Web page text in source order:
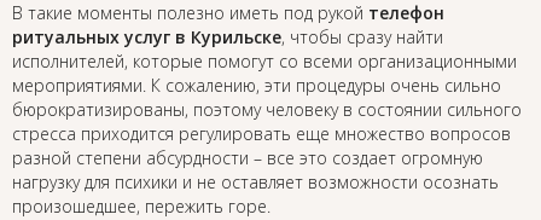
В такие моменты полезно иметь под рукой телефон
ритуальных услуг в Курильске, чтобы сразу найти
исполнителей, которые помогут со всеми организационными
мероприятиями. К сожалению, эти процедуры очень сильно
бюрократизированы, поэтому человеку в состоянии сильного
стресса приходится регулировать еще множество вопросов
разной степени абсурдности – все это создает огромную
нагрузку для психики и не оставляет возможности осознать
произошедшее, пережить горе.